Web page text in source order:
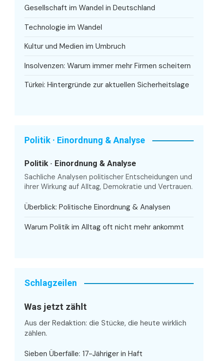
Gesellschaft im Wandel in Deutschland
Technologie im Wandel
Kultur und Medien im Umbruch
Insolvenzen: Warum immer mehr Firmen scheitern
Türkei: Hintergründe zur aktuellen Sicherheitslage
Politik · Einordnung & Analyse
Politik · Einordnung & Analyse
Sachliche Analysen politischer Entscheidungen und
ihrer Wirkung auf Alltag, Demokratie und Vertrauen.
Überblick: Politische Einordnung & Analysen
Warum Politik im Alltag oft nicht mehr ankommt
Schlagzeilen
Was jetzt zählt
Aus der Redaktion: die Stücke, die heute wirklich
zählen.
Sieben Überfälle: 17-Jähriger in Haft